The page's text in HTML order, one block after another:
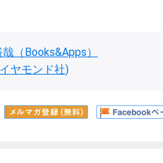
（Books&Apps）
ヤモンド社)